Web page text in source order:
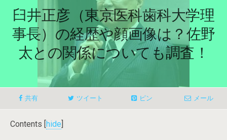
臼井正彦（東京医科歯科大学理
事長）の経歴や顔画像は？佐野
太との関係についても調査！
共有 ツイート ピン メール
Contents [hide]